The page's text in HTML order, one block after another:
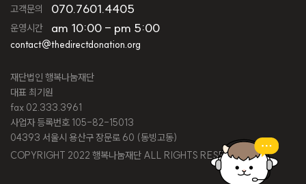
고객문의 070.7601.4405
운영시간 am 10:00 - pm 5:00
contact@thedirectdonation.org
재단법인 행복나눔재단
대표 최기원
fax 02.333.3961
사업자 등록번호 105-82-15013
04393 서울시 용산구 장문로 60 (동빙고동)
COPYRIGHT 2022 행복나눔재단 ALL RIGHTS RESERVED.